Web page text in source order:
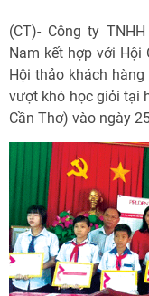
(CT)- Công ty
Nam kết hợp với
Hội thảo khách
vượt khó học giỏi tại
Cần Thơ) vào ngày